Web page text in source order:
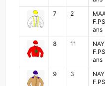
7 2
ans
8 11
ans
9 3